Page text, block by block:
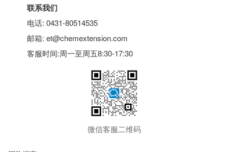
联系我们
电话: 0431-80514535
邮箱: et@chemextension.com
客服时间:周一至周五8:30-17:30
微信客服二维码